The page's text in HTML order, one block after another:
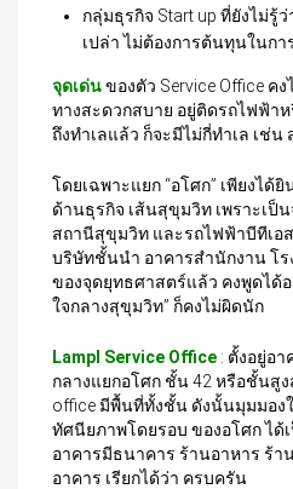
กลุ่มธุรกิจ Start up ที่ยังไม่รู้
เปล่า ไม่ต้องการต้นทุนในก
จุดเด่นของตัว Service Office ค
ทางสะดวกสบาย อยู่ติดรถไฟฟ้า
ถึงทำเลแล้ว ก็จะมีไม่กี่ทำเล เช่
โดยเฉพาะแยก “อโศก” เพียงได้
ด้านธุรกิจ เส้นสุขุมวิท เพราะเป็
สถานีสุขุมวิท และรถไฟฟ้าบีทีเอ
บริษัทชั้นนำ อาคารสำนักงาน โร
ของจุดยุทธศาสตร์แล้ว คงพูดได้อ
ใจกลางสุขุมวิท” ก็คงไม่ผิดนัก
Lampl Service Office : ตั้งอยู่อา
กลางแยกอโศก ชั้น 42 หรือชั้นสู
office มีพื้นที่ทั้งชั้น ดังนั้นมุมมอง
ทัศนียภาพโดยรอบ ของอโศก ได้
อาคารมีธนาคาร ร้านอาหาร ร้า
อาคาร เรียกได้ว่า ครบครัน